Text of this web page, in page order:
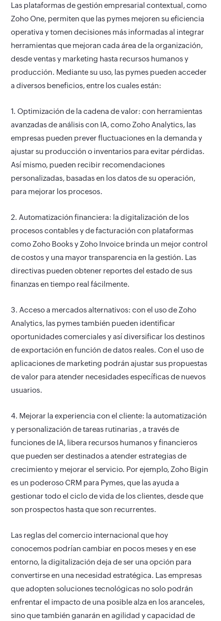
Las plataformas de gestión empresarial contextual, como
Zoho One, permiten que las pymes mejoren su eficiencia
operativa y tomen decisiones más informadas al integrar
herramientas que mejoran cada área de la organización,
desde ventas y marketing hasta recursos humanos y
producción. Mediante su uso, las pymes pueden acceder
a diversos beneficios, entre los cuales están:
1. Optimización de la cadena de valor:con herramientas
avanzadas de análisis con IA, como Zoho Analytics, las
empresas pueden prever fluctuaciones en la demanda y
ajustar su producción o inventarios para evitar pérdidas.
Así mismo, pueden recibir recomendaciones
personalizadas, basadas en los datos de su operación,
para mejorar los procesos.
2. Automatización financiera: la digitalización de los
procesos contables y de facturación con plataformas
como Zoho Books y Zoho Invoice brinda un mejor control
de costos y una mayor transparencia en la gestión. Las
directivas pueden obtener reportes del estado de sus
finanzas en tiempo real fácilmente.
3. Acceso a mercados alternativos: con el uso de Zoho
Analytics, las pymes también pueden identificar
oportunidades comerciales y así diversificar los destinos
de exportación en función de datos reales. Con el uso de
aplicaciones de marketing podrán ajustar sus propuestas
de valor para atender necesidades específicas de nuevos
usuarios.
4. Mejorar la experiencia con el cliente: la automatización
y personalización de tareas rutinarias , a través de
funciones de IA, libera recursos humanos y financieros
que pueden ser destinados a atender estrategias de
crecimiento y mejorar el servicio. Por ejemplo, Zoho Bigin
es un poderoso CRM para Pymes, que las ayuda a
gestionar todo el ciclo de vida de los clientes, desde que
son prospectos hasta que son recurrentes.
Las reglas del comercio internacional que hoy
conocemos podrían cambiar en pocos meses y en ese
entorno, la digitalización deja de ser una opción para
convertirse en una necesidad estratégica. Las empresas
que adopten soluciones tecnológicas no solo podrán
enfrentar el impacto de una posible alza en los aranceles,
sino que también ganarán en agilidad y capacidad de